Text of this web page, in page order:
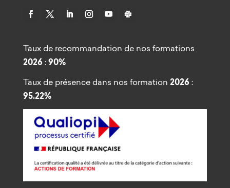
Taux de recommandation de nos formations
2026 :90%
Taux de présence dans nos formation 2026 :
95.22%